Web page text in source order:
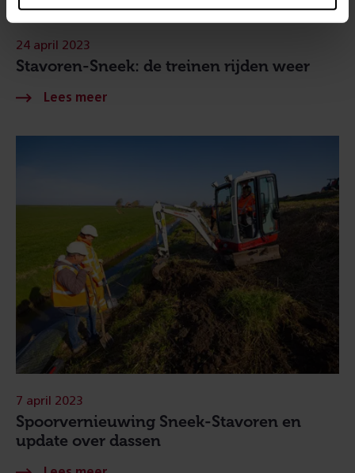
Stavoren-Sneek: de treinen rijden weer
24 april 2023
Spoorvernieuwing Sneek-Stavoren en
update over dassen
7 april 2023